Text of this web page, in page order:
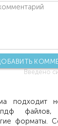
Введено
подходит
пдф
форматы.